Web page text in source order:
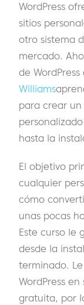
WordPress
sitios
otro sistema
mercado.
de
Williams
para crear
hasta la
El objetivo
cualquier
cómo
unas pocas
Este curso le
desde la
terminado.
WordPress
gratuita, por